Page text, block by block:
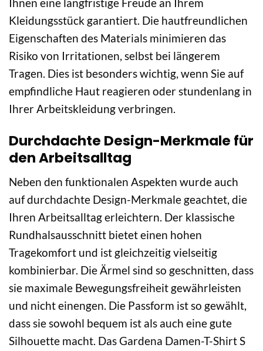
Kleidungsstück garantiert. Die hautfreundlichen
Eigenschaften des Materials minimieren das
Risiko von Irritationen, selbst bei längerem
Tragen. Dies ist besonders wichtig, wenn Sie auf
empfindliche Haut reagieren oder stundenlang in
Ihrer Arbeitskleidung verbringen.
Durchdachte Design-Merkmale für
den Arbeitsalltag
Neben den funktionalen Aspekten wurde auch
auf durchdachte Design-Merkmale geachtet, die
Ihren Arbeitsalltag erleichtern. Der klassische
Rundhalsausschnitt bietet einen hohen
Tragekomfort und ist gleichzeitig vielseitig
kombinierbar. Die Ärmel sind so geschnitten, dass
sie maximale Bewegungsfreiheit gewährleisten
und nicht einengen. Die Passform ist so gewählt,
dass sie sowohl bequem ist als auch eine gute
Silhouette macht. Das Gardena Damen-T-Shirt S